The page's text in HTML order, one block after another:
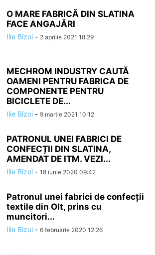
O MARE FABRICĂ DIN SLATINA
FACE ANGAJĂRI
Ilie Bîzoi - 2 aprilie 2021 18:29
MECHROM INDUSTRY CAUTĂ
OAMENI PENTRU FABRICA DE
COMPONENTE PENTRU
BICICLETE DE...
Ilie Bîzoi - 9 martie 2021 10:12
PATRONUL UNEI FABRICI DE
CONFECȚII DIN SLATINA,
AMENDAT DE ITM. VEZI...
Ilie Bîzoi - 18 iunie 2020 09:42
Patronul unei fabrici de confecții
textile din Olt, prins cu
muncitori...
Ilie Bîzoi - 6 februarie 2020 12:26